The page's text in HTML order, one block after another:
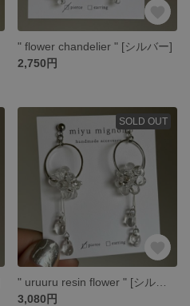
" flower chandelier " [シルバー]
2,750円
SOLD OUT
3,080円